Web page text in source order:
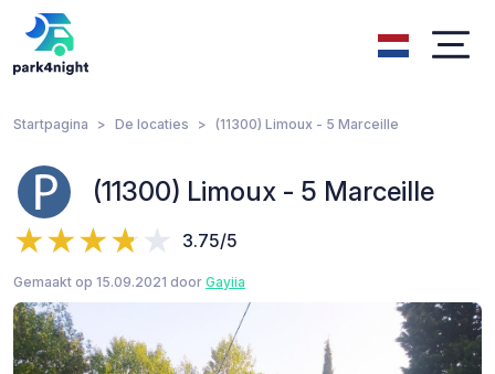
Startpagina De locaties (11300) Limoux - 5 Marceille
(11300) Limoux - 5 Marceille
3.75/5
Gemaakt op 15.09.2021 door Gayiia